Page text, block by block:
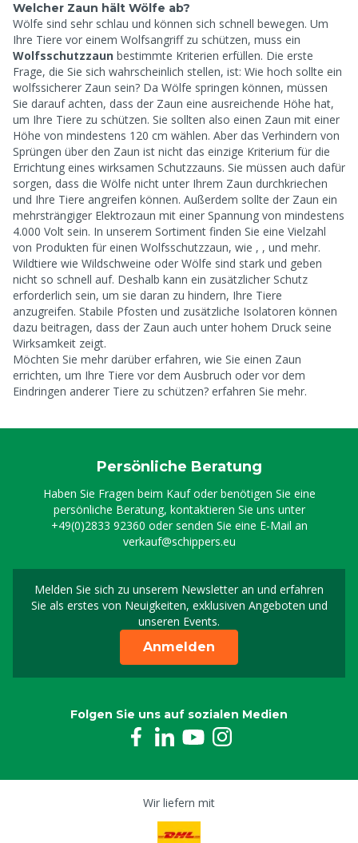
Welcher Zaun hält Wölfe ab?
Wölfe sind sehr schlau und können sich schnell bewegen. Um
Ihre Tiere vor einem Wolfsangriff zu schützen, muss ein
Wolfsschutzzaun bestimmte Kriterien erfüllen. Die erste
Frage, die Sie sich wahrscheinlich stellen, ist: Wie hoch sollte ein
wolfssicherer Zaun sein? Da Wölfe springen können, müssen
Sie darauf achten, dass der Zaun eine ausreichende Höhe hat,
um Ihre Tiere zu schützen. Sie sollten also einen Zaun mit einer
Höhe von mindestens 120 cm wählen. Aber das Verhindern von
Sprüngen über den Zaun ist nicht das einzige Kriterium für die
Errichtung eines wirksamen Schutzzauns. Sie müssen auch dafür
sorgen, dass die Wölfe nicht unter Ihrem Zaun durchkriechen
und Ihre Tiere angreifen können. Außerdem sollte der Zaun ein
mehrsträngiger Elektrozaun mit einer Spannung von mindestens
4.000 Volt sein. In unserem Sortiment finden Sie eine Vielzahl
von Produkten für einen Wolfsschutzzaun, wie , , und mehr.
Wildtiere wie Wildschweine oder Wölfe sind stark und geben
nicht so schnell auf. Deshalb kann ein zusätzlicher Schutz
erforderlich sein, um sie daran zu hindern, Ihre Tiere
anzugreifen. Stabile Pfosten und zusätzliche Isolatoren können
dazu beitragen, dass der Zaun auch unter hohem Druck seine
Wirksamkeit zeigt.
Möchten Sie mehr darüber erfahren, wie Sie einen Zaun
errichten, um Ihre Tiere vor dem Ausbruch oder vor dem
Eindringen anderer Tiere zu schützen? erfahren Sie mehr.
Persönliche Beratung
Haben Sie Fragen beim Kauf oder benötigen Sie eine
persönliche Beratung, kontaktieren Sie uns unter
+49(0)2833 92360 oder senden Sie eine E-Mail an
verkauf@schippers.eu
Melden Sie sich zu unserem Newsletter an und erfahren
Sie als erstes von Neuigkeiten, exklusiven Angeboten und
unseren Events.
Melden Sie sich für
Anmelden
Folgen Sie uns auf sozialen Medien
Wir liefern mit